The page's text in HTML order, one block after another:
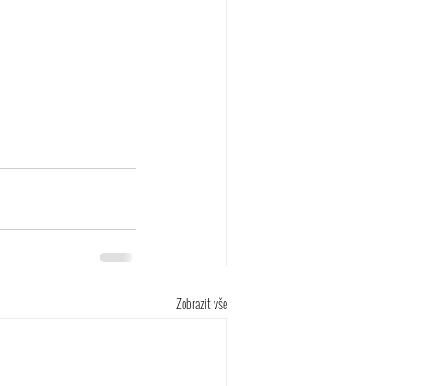
Zobrazit vše